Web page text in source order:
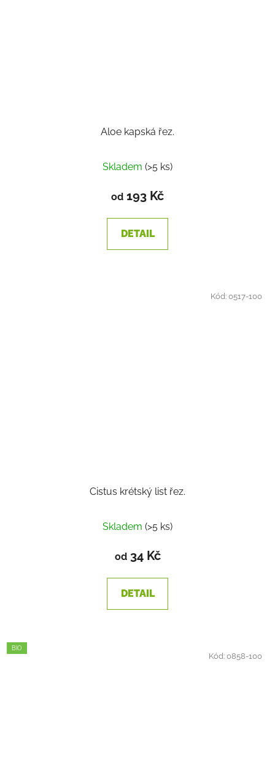
Aloe kapská řez.
Skladem (>5 ks)
od 193 Kč
DETAIL
Cistus krétský list řez.
Skladem (>5 ks)
od34 Kč
DETAIL
Kód:0517-100
BIO
Kód:0858-100